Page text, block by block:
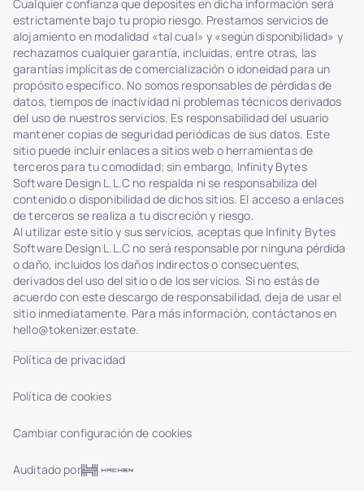
Cualquier confianza que deposites en dicha información será
estrictamente bajo tu propio riesgo. Prestamos servicios de
alojamiento en modalidad «tal cual» y «según disponibilidad» y
rechazamos cualquier garantía, incluidas, entre otras, las
garantías implícitas de comercialización o idoneidad para un
propósito específico. No somos responsables de pérdidas de
datos, tiempos de inactividad ni problemas técnicos derivados
del uso de nuestros servicios. Es responsabilidad del usuario
mantener copias de seguridad periódicas de sus datos. Este
sitio puede incluir enlaces a sitios web o herramientas de
terceros para tu comodidad; sin embargo, Infinity Bytes
Software Design L.L.C no respalda ni se responsabiliza del
contenido o disponibilidad de dichos sitios. El acceso a enlaces
de terceros se realiza a tu discreción y riesgo.
Al utilizar este sitio y sus servicios, aceptas que Infinity Bytes
Software Design L.L.C no será responsable por ninguna pérdida
o daño, incluidos los daños indirectos o consecuentes,
derivados del uso del sitio o de los servicios. Si no estás de
acuerdo con este descargo de responsabilidad, deja de usar el
sitio inmediatamente. Para más información, contáctanos en
hello@tokenizer.estate.
Política de privacidad
Política de cookies
Cambiar configuración de cookies
Auditado por